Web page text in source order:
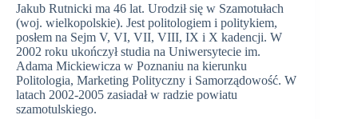
Jakub Rutnicki ma 46 lat. Urodził się w Szamotułach
(woj. wielkopolskie). Jest politologiem i politykiem,
posłem na Sejm V, VI, VII, VIII, IX i X kadencji. W
2002 roku ukończył studia na Uniwersytecie im.
Adama Mickiewicza w Poznaniu na kierunku
Politologia, Marketing Polityczny i Samorządowość. W
latach 2002-2005 zasiadał w radzie powiatu
szamotulskiego.